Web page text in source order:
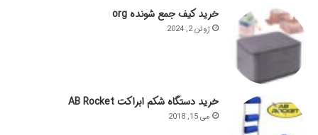
خرید کیف جمع شونده org
ژوئن 2, 2024
خرید دستگاه شکم ابراکت AB Rocket
می 15, 2018